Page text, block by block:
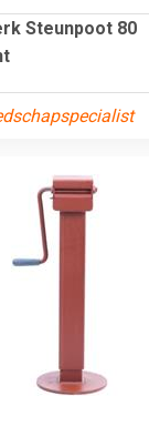
Steunpoot 80